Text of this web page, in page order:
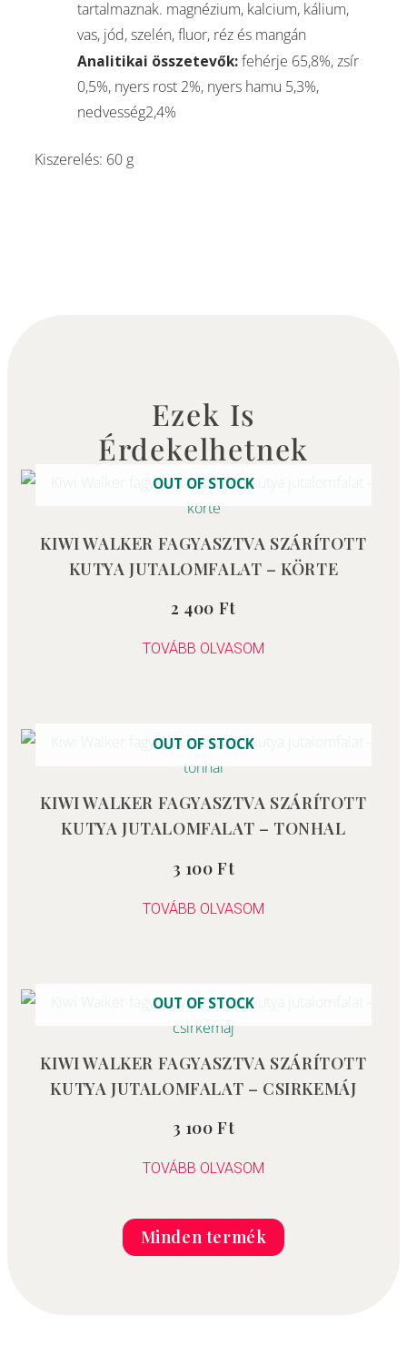
tartalmaznak. magnézium, kalcium, kálium,
vas, jód, szelén, fluor, réz és mangán
Analitikai összetevők:fehérje 65,8%, zsír
0,5%, nyers rost 2%, nyers hamu 5,3%,
nedvesség2,4%
Kiszerelés: 60 g
Ezek Is
Érdekelhetnek
OUT OF STOCK
KIWI WALKER FAGYASZTVA SZÁRÍTOTT
KUTYA JUTALOMFALAT – KÖRTE
2 400 Ft
TOVÁBB OLVASOM
OUT OF STOCK
KIWI WALKER FAGYASZTVA SZÁRÍTOTT
KUTYA JUTALOMFALAT – TONHAL
3 100Ft
TOVÁBB OLVASOM
OUT OF STOCK
KIWI WALKER FAGYASZTVA SZÁRÍTOTT
KUTYA JUTALOMFALAT – CSIRKEMÁJ
3 100Ft
TOVÁBB OLVASOM
Minden termék